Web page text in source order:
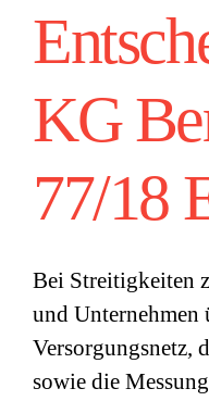
KG
77/18
Bei Streitigkeiten
und Unternehmen
Versorgungsnetz,
sowie die